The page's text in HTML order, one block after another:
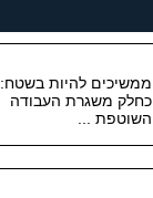
ממשיכים להיות בשטח:
כחלק משגרת העבודה
השוטפת ...